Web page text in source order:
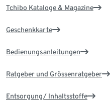
Tchibo Kataloge & Magazine
Geschenkkarte
Bedienungsanleitungen
Ratgeber und Grössenratgeber
Entsorgung/ Inhaltsstoffe